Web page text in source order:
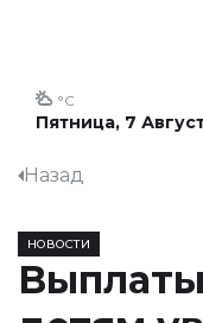
Пятница, 7
°C
Назад
НОВОСТИ